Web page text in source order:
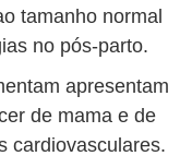
tamanho normal
no pós-parto.
apresentam
de mama e de
cardiovasculares.